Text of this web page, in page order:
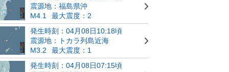
震源地：福島県沖
M4.1
最大震度：2
発生時刻：04月08日10:18頃
震源地：トカラ列島近海
M3.2
最大震度：1
発生時刻：04月08日07:15頃